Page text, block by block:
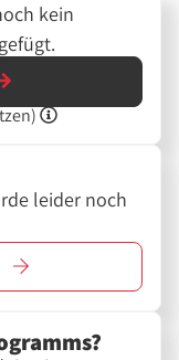
kein
leider noch